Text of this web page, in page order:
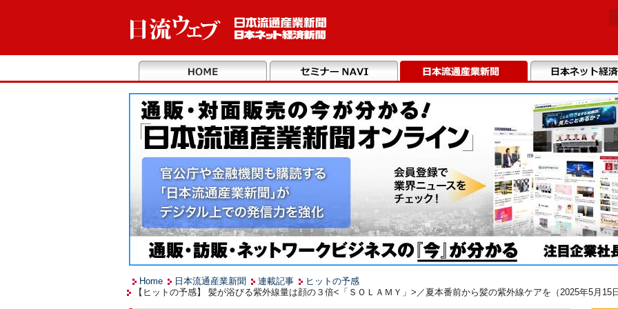
Home 日本流通産業新聞 連載記事
ヒットの予感
【ヒットの予感】 髪が浴びる紫外線量は顔の３倍<「ＳＯＬＡＭＹ」>／夏本番前から髪の紫外線ケアを（2025年5月15